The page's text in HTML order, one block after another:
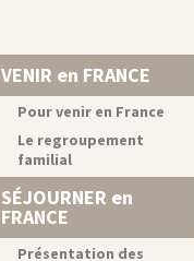
VENIR en FRANCE
Pour venir en France
Le regroupement
familial
SÉJOURNER en
FRANCE
Présentation des